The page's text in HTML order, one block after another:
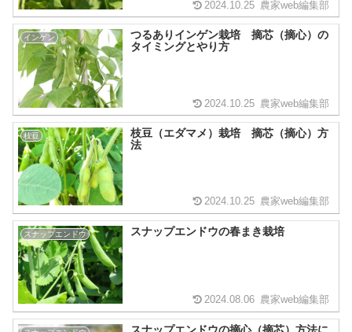
2024.10.25 農家web編集部
インゲン
つるありインゲン栽培 摘芯（摘心）の
タイミングとやり方
2024.10.25 農家web編集部
枝豆
枝豆（エダマメ）栽培 摘芯（摘心）方
法
2024.10.25 農家web編集部
スナップエンドウ スナップエンドウの春まき栽培
2024.08.06 農家web編集部
スナップエンドウの摘心（摘芯）方法に